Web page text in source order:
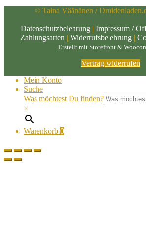
© Taina Väänänen /
Datenschutzbelehrung| Impressum /
Zahlungsarten | Widerrufsbelehrung |
Erstellt mit Storefront &
Vertrag widerrufen
Mein Konto
Suche
Was möchtest Du finden?
×
Warenkorb 0